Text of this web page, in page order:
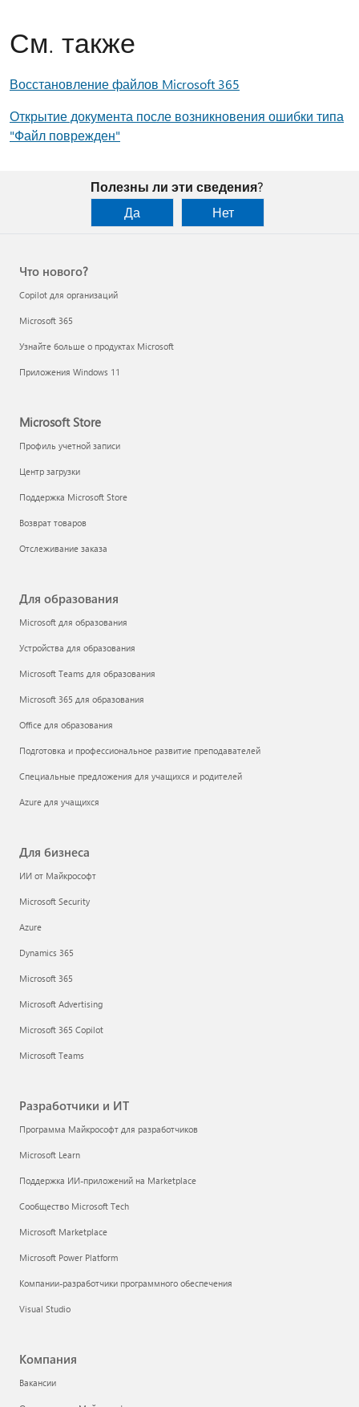
См. также
Восстановление файлов Microsoft 365
Открытие документа после возникновения ошибки типа
"Файл поврежден"
Полезны ли эти сведения?
Да
Нет
Что нового?
Copilot для организаций
Microsoft 365
Узнайте больше о продуктах Microsoft
Приложения Windows 11
Microsoft Store
Профиль учетной записи
Центр загрузки
Поддержка Microsoft Store
Возврат товаров
Отслеживание заказа
Для образования
Microsoft для образования
Устройства для образования
Microsoft Teams для образования
Microsoft 365 для образования
Office для образования
Подготовка и профессиональное развитие преподавателей
Специальные предложения для учащихся и родителей
Azure для учащихся
Для бизнеса
ИИ от Майкрософт
Microsoft Security
Azure
Dynamics 365
Microsoft 365
Microsoft Advertising
Microsoft 365 Copilot
Microsoft Teams
Разработчики и ИТ
Программа Майкрософт для разработчиков
Microsoft Learn
Поддержка ИИ-приложений на Marketplace
Сообщество Microsoft Tech
Microsoft Marketplace
Microsoft Power Platform
Компании-разработчики программного обеспечения
Visual Studio
Компания
Вакансии